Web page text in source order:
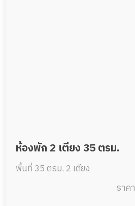
ห้องพัก 2 เตียง 35 ตรม.
พื้นที่ 35 ตรม. 2 เตียง
ราคา